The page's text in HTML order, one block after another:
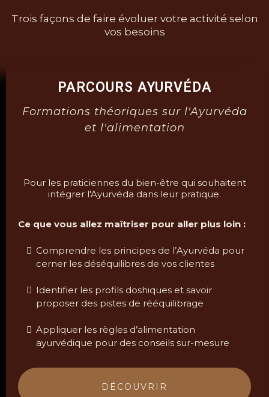
Trois façons de faire évoluer votre activité selon
vos besoins
PARCOURS AYURVÉDA
Formations théoriques sur l'Ayurvéda
et l'alimentation
Pour les praticiennes du bien-être qui souhaitent
intégrer l'Ayurvéda dans leur pratique.
Ce que vous allez maîtriser pour aller plus loin :
Comprendre les principes de l’Ayurvéda pour
cerner les déséquilibres de vos clientes
Identifier les profils doshiques et savoir
proposer des pistes de rééquilibrage
Appliquer les règles d’alimentation
ayurvédique pour des conseils sur-mesure
DÉCOUVRIR